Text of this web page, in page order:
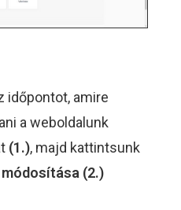
időpontot, amire
a weboldalunk
(1.), majd kattintsunk
(2.)